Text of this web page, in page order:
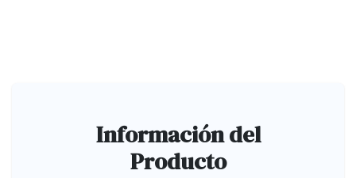
Información del
Producto